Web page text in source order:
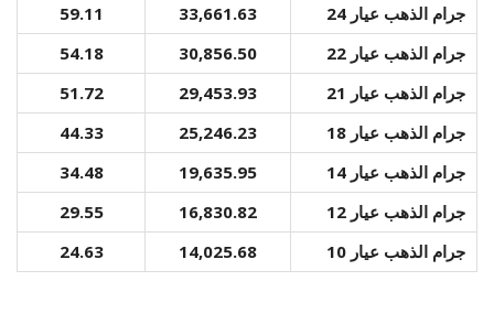
جرام الذهب عيار 24
33,661.63
59.11
جرام الذهب عيار 22
30,856.50
54.18
جرام الذهب عيار 21
29,453.93
51.72
جرام الذهب عيار 18
25,246.23
44.33
جرام الذهب عيار 14
19,635.95
34.48
جرام الذهب عيار 12
16,830.82
29.55
جرام الذهب عيار 10
14,025.68
24.63